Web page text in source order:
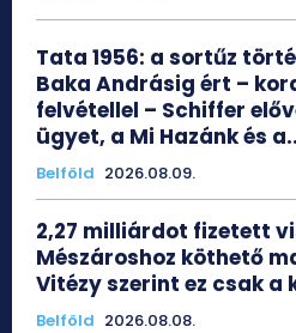
Tata 1956: a sortűz
Baka Andrásig ért –
felvétellel – Schiffer
ügyet, a Mi Hazánk és
Belföld 2026.08.09.
2,27 milliárdot fizetett
Mészároshoz köthető
Vitézy szerint ez csak a
Belföld 2026.08.08.